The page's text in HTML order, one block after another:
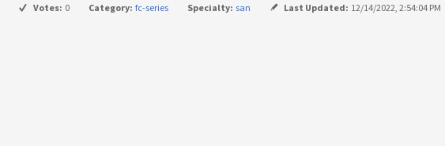
Votes: 0 Category: fc-series Specialty: san Last Updated: 12/14/2022, 2:54:04 PM